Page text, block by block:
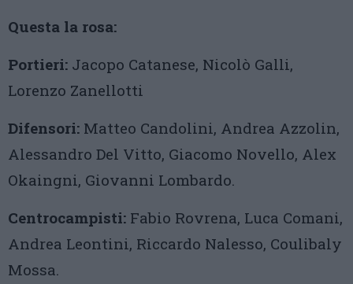
Questa la rosa:
Portieri: Jacopo Catanese, Nicolò Galli,
Lorenzo Zanellotti
Difensori: Matteo Candolini, Andrea Azzolin,
Alessandro Del Vitto, Giacomo Novello, Alex
Okaingni, Giovanni Lombardo.
Centrocampisti: Fabio Rovrena, Luca Comani,
Andrea Leontini, Riccardo Nalesso, Coulibaly
Mossa.